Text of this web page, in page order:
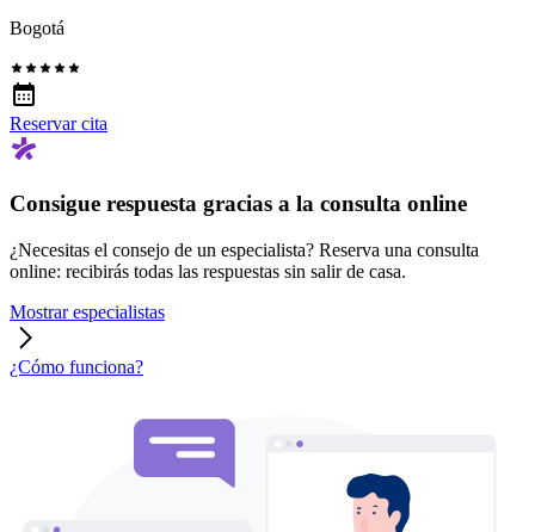
Bogotá
Reservar cita
Consigue respuesta gracias a la consulta online
¿Necesitas el consejo de un especialista? Reserva una consulta
online: recibirás todas las respuestas sin salir de casa.
Mostrar especialistas
¿Cómo funciona?